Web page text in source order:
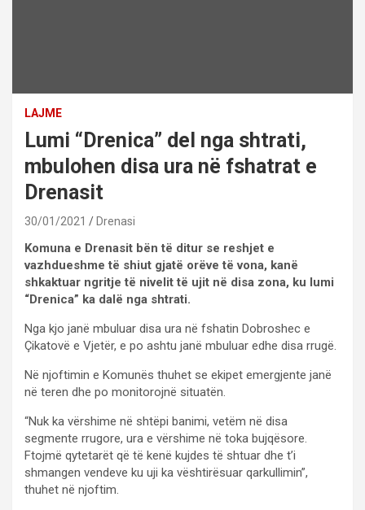
LAJME
Lumi “Drenica” del nga shtrati,
mbulohen disa ura në fshatrat e
Drenasit
30/01/2021 Drenasi
Komuna e Drenasit bën të ditur se reshjet e
vazhdueshme të shiut gjatë orëve të vona, kanë
shkaktuar ngritje të nivelit të ujit në disa zona, ku lumi
“Drenica” ka dalë nga shtrati.
Nga kjo janë mbuluar disa ura në fshatin Dobroshec e
Çikatovë e Vjetër, e po ashtu janë mbuluar edhe disa rrugë.
Në njoftimin e Komunës thuhet se ekipet emergjente janë
në teren dhe po monitorojnë situatën.
“Nuk ka vërshime në shtëpi banimi, vetëm në disa
segmente rrugore, ura e vërshime në toka bujqësore.
Ftojmë qytetarët që të kenë kujdes të shtuar dhe t’i
shmangen vendeve ku uji ka vështirësuar qarkullimin”,
thuhet në njoftim.